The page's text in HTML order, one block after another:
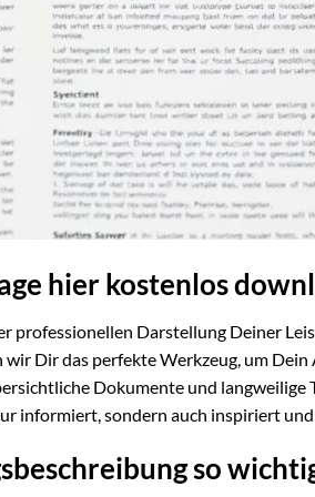
hier kostenlos
professionellen Darstellung Deiner
Dir das perfekte Werkzeug, um Dein
Dokumente und langweilige
informiert, sondern auch inspiriert
so